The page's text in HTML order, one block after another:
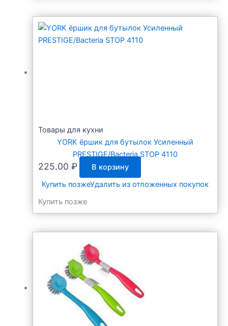
Товары для кухни
YORK ёршик для бутылок Усиленный
PRESTIGE/Bacteria STOP 4110
225.00 ₽
В корзину
Купить позжеУдалить из отложенных покупок
Купить позже